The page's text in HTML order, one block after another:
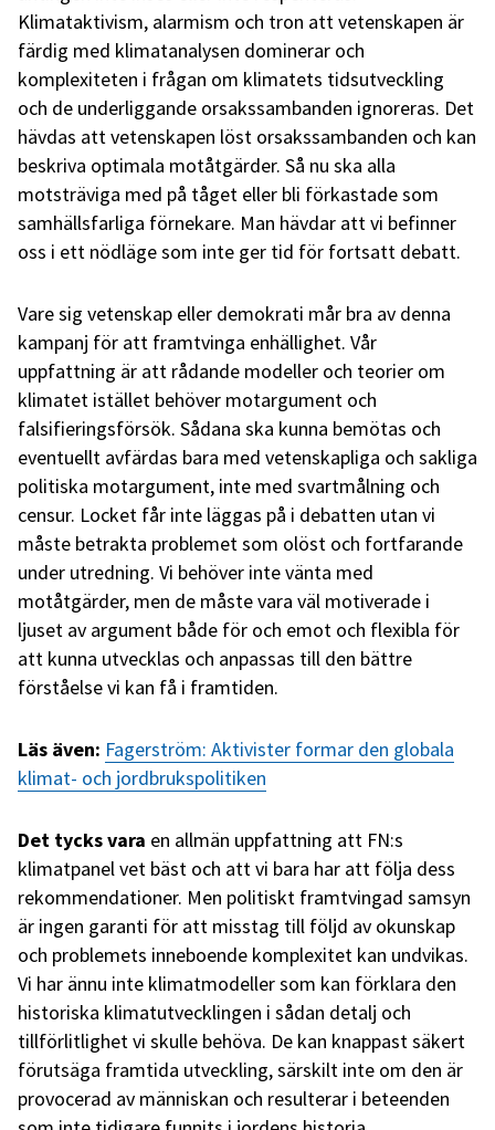
Klimataktivism, alarmism och tron att vetenskapen är
färdig med klimatanalysen dominerar och
komplexiteten i frågan om klimatets tidsutveckling
och de underliggande orsakssambanden ignoreras. Det
hävdas att vetenskapen löst orsakssambanden och kan
beskriva optimala motåtgärder. Så nu ska alla
motsträviga med på tåget eller bli förkastade som
samhällsfarliga förnekare. Man hävdar att vi befinner
oss i ett nödläge som inte ger tid för fortsatt debatt.
Vare sig vetenskap eller demokrati mår bra av denna
kampanj för att framtvinga enhällighet. Vår
uppfattning är att rådande modeller och teorier om
klimatet istället behöver motargument och
falsifieringsförsök. Sådana ska kunna bemötas och
eventuellt avfärdas bara med vetenskapliga och sakliga
politiska motargument, inte med svartmålning och
censur. Locket får inte läggas på i debatten utan vi
måste betrakta problemet som olöst och fortfarande
under utredning. Vi behöver inte vänta med
motåtgärder, men de måste vara väl motiverade i
ljuset av argument både för och emot och flexibla för
att kunna utvecklas och anpassas till den bättre
förståelse vi kan få i framtiden.
Läs även: Fagerström: Aktivister formar den globala
klimat- och jordbrukspolitiken
Det tycks vara en allmän uppfattning att FN:s
klimatpanel vet bäst och att vi bara har att följa dess
rekommendationer. Men politiskt framtvingad samsyn
är ingen garanti för att misstag till följd av okunskap
och problemets inneboende komplexitet kan undvikas.
Vi har ännu inte klimatmodeller som kan förklara den
historiska klimatutvecklingen i sådan detalj och
tillförlitlighet vi skulle behöva. De kan knappast säkert
förutsäga framtida utveckling, särskilt inte om den är
provocerad av människan och resulterar i beteenden